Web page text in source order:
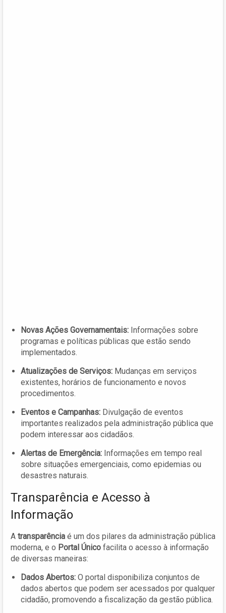
Novas Ações Governamentais: Informações sobre
programas e políticas públicas que estão sendo
implementados.
Atualizações de Serviços: Mudanças em serviços
existentes, horários de funcionamento e novos
procedimentos.
Eventos e Campanhas: Divulgação de eventos
importantes realizados pela administração pública que
podem interessar aos cidadãos.
Alertas de Emergência: Informações em tempo real
sobre situações emergenciais, como epidemias ou
desastres naturais.
Transparência e Acesso à
Informação
A transparência é um dos pilares da administração pública
moderna, e o Portal Único facilita o acesso à informação
de diversas maneiras:
Dados Abertos: O portal disponibiliza conjuntos de
dados abertos que podem ser acessados por qualquer
cidadão, promovendo a fiscalização da gestão pública.